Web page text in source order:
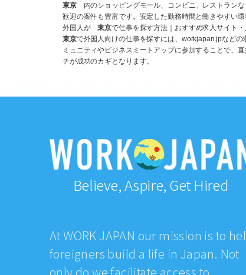
東京内のショッピングモール、コンビニ、レストランな
歓迎の案件も豊富です。安定した勤務時間と働きやすい
外国人が東京で仕事を探す方法｜おすすめ求人サイト
東京で外国人向けの仕事を探すには、workjapan.jpなど
ミュニティやビジネスミートアップに参加することで、
チが成功のカギとなります。
Believe, Aspire, Get Hired
At WORK JAPAN our mission is to
foreigners build a life in Japan. Not